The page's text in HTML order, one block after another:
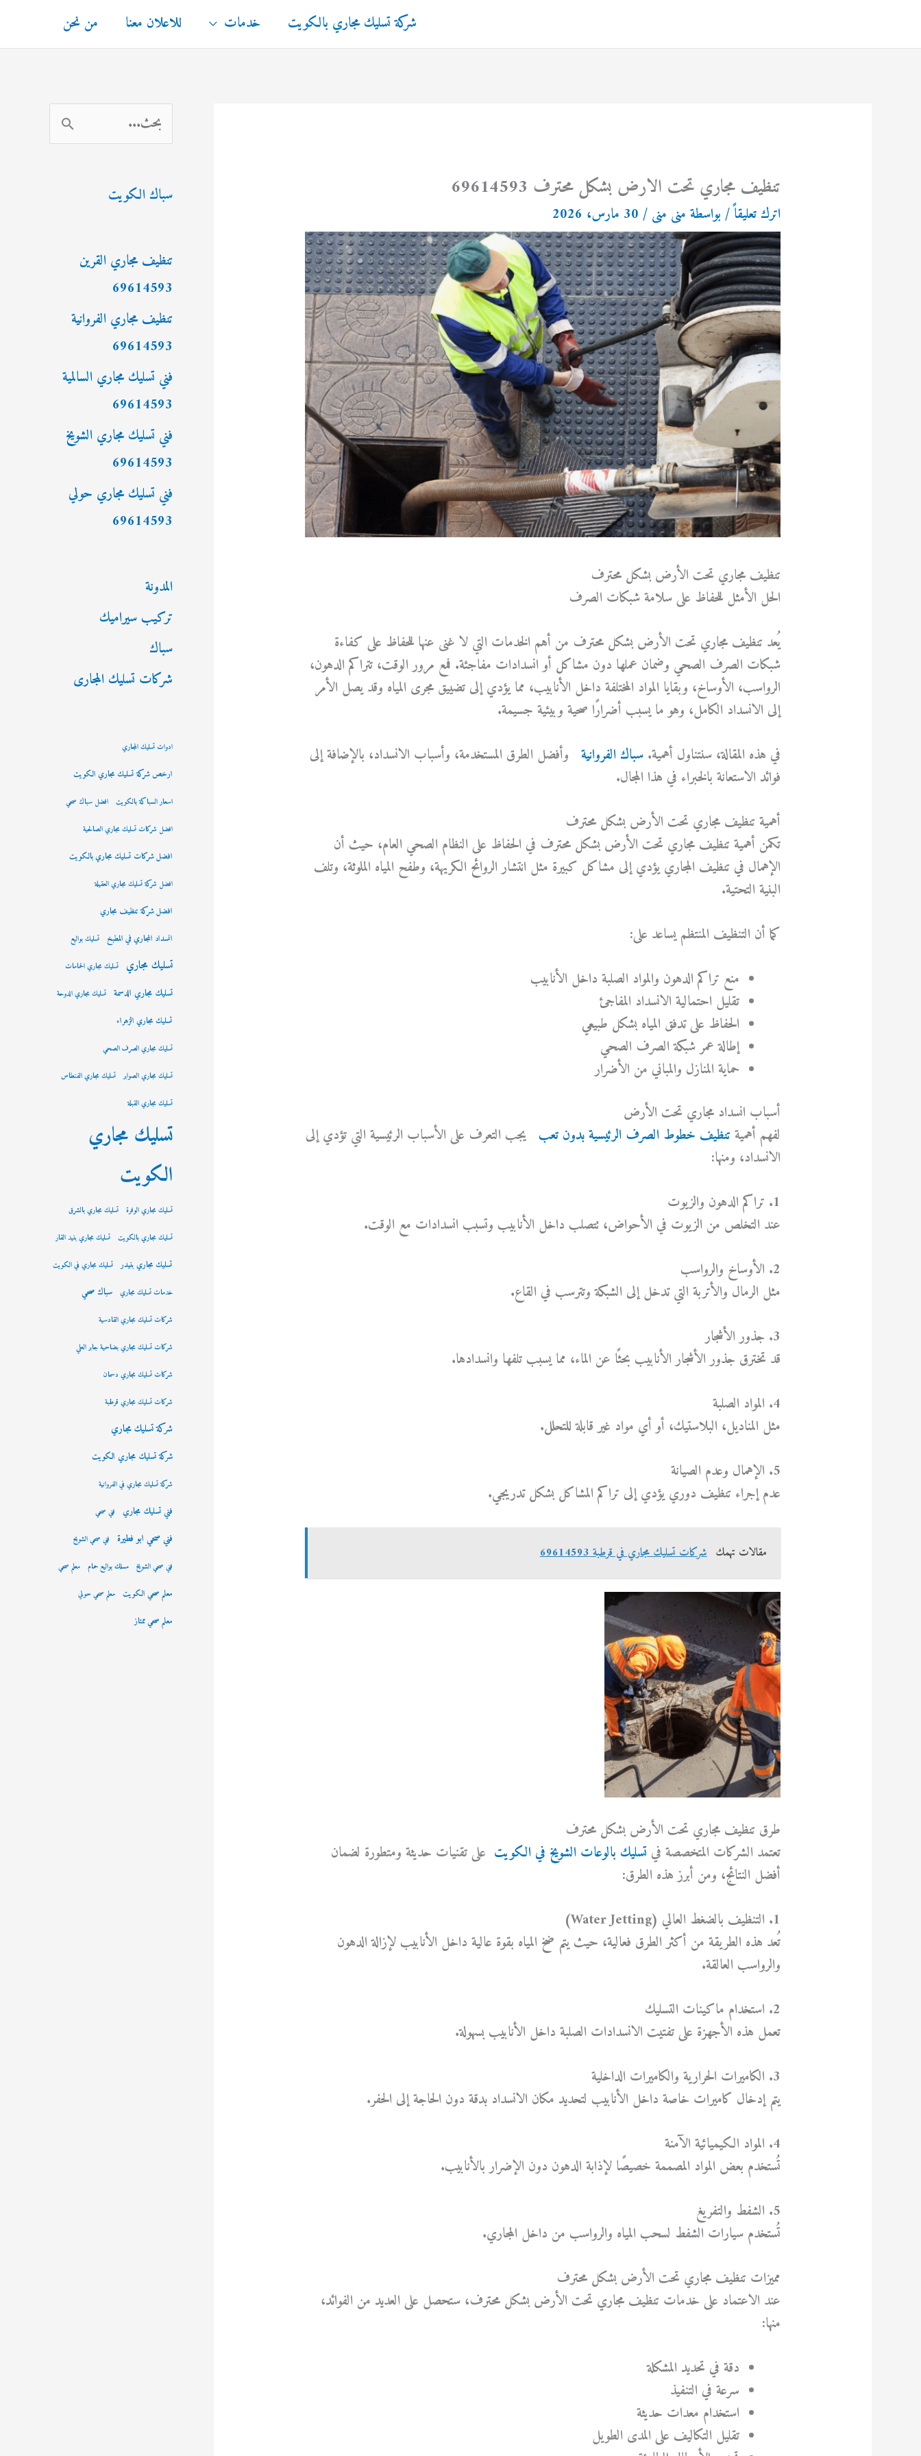
المحتوى
شركة تسليك مجاري بالكويت خدمات للاعلان معنا من نحن
تنظيف مجاري تحت الارض بشكل محترف 69614593
اترك تعليقاً/ بواسطة منى منى/ 30 مارس، 2026
تنظيف مجاري تحت الأرض بشكل محترف
الحل الأمثل للحفاظ على سلامة شبكات الصرف
يُعد تنظيف مجاري تحت الأرض بشكل محترف من أهم الخدمات التي لا غنى عنها للحفاظ على كفاءة
شبكات الصرف الصحي وضمان عملها دون مشاكل أو انسدادات مفاجئة. فمع مرور الوقت، تتراكم الدهون،
الرواسب، الأوساخ، وبقايا المواد المختلفة داخل الأنابيب، مما يؤدي إلى تضييق مجرى المياه وقد يصل الأمر
إلى الانسداد الكامل، وهو ما يسبب أضرارًا صحية وبيئية جسيمة.
في هذه المقالة، سنتناول أهمية.سباك الفروانية وأفضل الطرق المستخدمة، وأسباب الانسداد، بالإضافة إلى
فوائد الاستعانة بالخبراء في هذا المجال.
أهمية تنظيف مجاري تحت الأرض بشكل محترف
تكمن أهمية تنظيف مجاري تحت الأرض بشكل محترف في الحفاظ على النظام الصحي العام، حيث أن
الإهمال في تنظيف المجاري يؤدي إلى مشاكل كبيرة مثل انتشار الروائح الكريهة، وطفح المياه الملوثة، وتلف
البنية التحتية.
كما أن التنظيف المنتظم يساعد على:
منع تراكم الدهون والمواد الصلبة داخل الأنابيب
تقليل احتمالية الانسداد المفاجئ
الحفاظ على تدفق المياه بشكل طبيعي
إطالة عمر شبكة الصرف الصحي
حماية المنازل والمباني من الأضرار
أسباب انسداد مجاري تحت الأرض
لفهم أهميةتنظيف خطوط الصرف الرئيسية بدون تعب يجب التعرف على الأسباب الرئيسية التي تؤدي إلى
الانسداد، ومنها:
1. تراكم الدهون والزيوت
عند التخلص من الزيوت في الأحواض، تتصلب داخل الأنابيب وتسبب انسدادات مع الوقت.
2. الأوساخ والرواسب
مثل الرمال والأتربة التي تدخل إلى الشبكة وتترسب في القاع.
3. جذور الأشجار
قد تخترق جذور الأشجار الأنابيب بحثًا عن الماء، مما يسبب تلفها وانسدادها.
4. المواد الصلبة
مثل المناديل، البلاستيك، أو أي مواد غير قابلة للتحلل.
5. الإهمال وعدم الصيانة
عدم إجراء تنظيف دوري يؤدي إلى تراكم المشاكل بشكل تدريجي.
مقالات تهمك شركات تسليك مجاري في قرطبة 69614593
طرق تنظيف مجاري تحت الأرض بشكل محترف
تعتمد الشركات المتخصصة في تسليك بالوعات الشويخ في الكويت على تقنيات حديثة ومتطورة لضمان
أفضل النتائج، ومن أبرز هذه الطرق:
1. التنظيف بالضغط العالي (Water Jetting)
تُعد هذه الطريقة من أكثر الطرق فعالية، حيث يتم ضخ المياه بقوة عالية داخل الأنابيب لإزالة الدهون
والرواسب العالقة.
2. استخدام ماكينات التسليك
تعمل هذه الأجهزة على تفتيت الانسدادات الصلبة داخل الأنابيب بسهولة.
3. الكاميرات الحرارية والكاميرات الداخلية
يتم إدخال كاميرات خاصة داخل الأنابيب لتحديد مكان الانسداد بدقة دون الحاجة إلى الحفر.
4. المواد الكيميائية الآمنة
تُستخدم بعض المواد المصممة خصيصًا لإذابة الدهون دون الإضرار بالأنابيب.
5. الشفط والتفريغ
تُستخدم سيارات الشفط لسحب المياه والرواسب من داخل المجاري.
مميزات تنظيف مجاري تحت الأرض بشكل محترف
عند الاعتماد على خدمات تنظيف مجاري تحت الأرض بشكل محترف، ستحصل على العديد من الفوائد،
منها:
دقة في تحديد المشكلة
سرعة في التنفيذ
استخدام معدات حديثة
تقليل التكاليف على المدى الطويل
ل
ح
ع
ن
سباك الكويت
تنظيف مجاري القرين
69614593
تنظيف مجاري الفروانية
69614593
فني تسليك مجاري السالمية
69614593
فني تسليك مجاري الشويخ
69614593
فني تسليك مجاري حولي
69614593
المدونة
تركيب سيراميك
سباك
شركات تسليك المجارى
ادوات تسليك المجاري
ارخص شركة تسليك مجاري الكويت
اسعار السباكة بالكويت افضل سباك صحي
افضل شركات تسليك مجاري الصالحية
افضل شركات تسليك مجاري بالكويت
افضل شركة تسليك مجاري العقيلة
افضل شركة تنظيف مجاري
انسداد المجاري في المطبخ تسليك بواليع
تسليك مجاري تسليك مجاري الحمامات
تسليك مجاري الدسمة تسليك مجاري الدوحة
تسليك مجاري الزهراء
تسليك مجاري الصرف الصحي
تسليك مجاري الصوابر تسليك مجاري الفنطاس
تسليك مجاري القبلة
تسليك مجاري
الكويت
تسليك مجاري الوفرة تسليك مجاري بالشرق
تسليك مجاري بالكويت تسليك مجاري بنيد القار
تسليك مجاري بنيدر تسليك مجاري في الكويت
خدمات تسليك مجاري سباك صحي
شركات تسليك مجاري القادسية
شركات تسليك مجاري بضاحية جابر العلي
شركات تسليك مجاري دسمان
شركات تسليك مجاري قرطبة
شركة تسليك مجاري
شركة تسليك مجاري الكويت
شركة تسليك مجاري في الفروانية
فني تسليك مجاري فني صحي
فني صحي ابو فطيرة فني صحي الشويح
فني صحي الشويخ مسلك بواليع حمام معلم صحي
معلم صحي الكويت معلم صحي حولي
معلم صحي ممتاز